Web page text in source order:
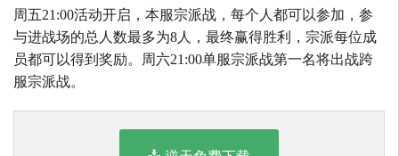
周五21:00活动开启，本服宗派战，每个人都可以参加，参
与进战场的总人数最多为8人，最终赢得胜利，宗派每位成
员都可以得到奖励。周六21:00单服宗派战第一名将出战跨
服宗派战。